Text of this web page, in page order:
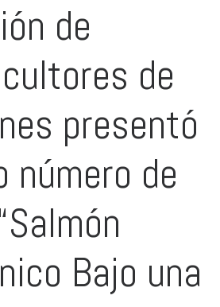
de
de
presentó
número de
Bajo una